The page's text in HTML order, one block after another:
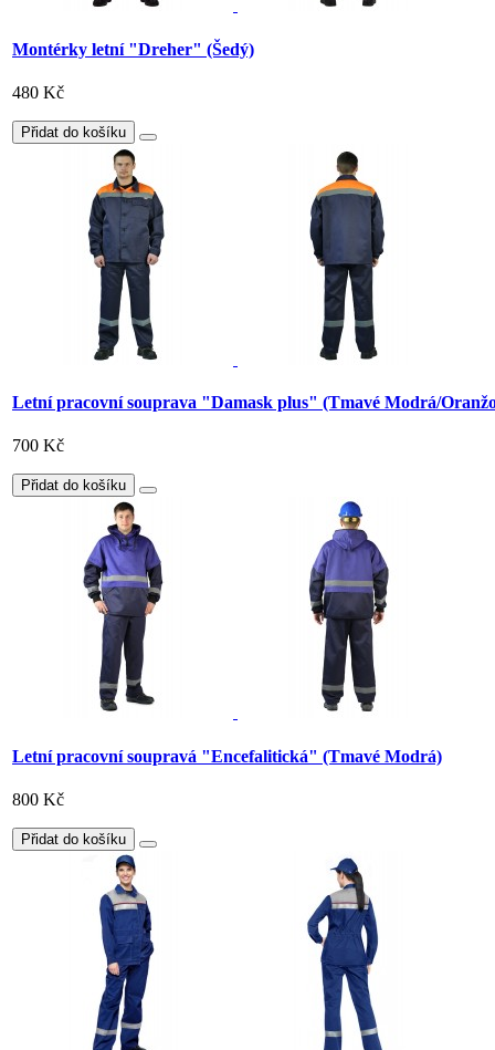
Montérky letní "Dreher" (Šedý)
480 Kč
Přidat do košíku
Letní pracovní souprava "Damask plus" (Tmavé Modrá/
700 Kč
Přidat do košíku
Letní pracovní soupravá "Encefalitická" (Tmavé Modrá)
800 Kč
Přidat do košíku